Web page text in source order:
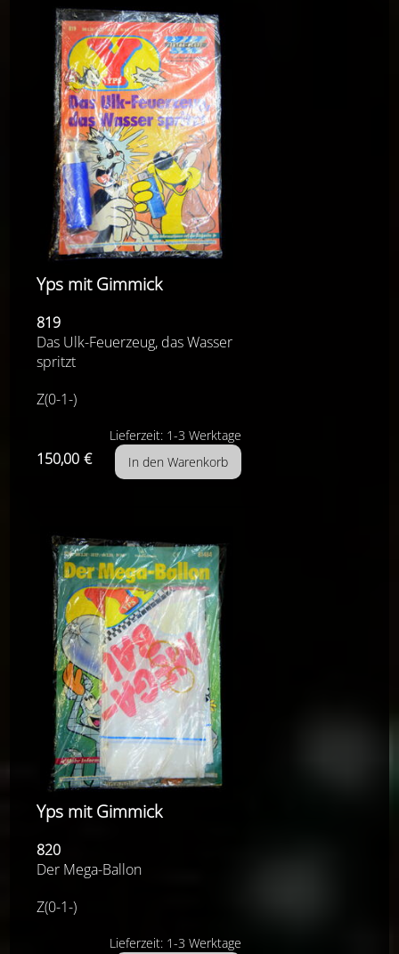
Yps mit Gimmick
819
Das Ulk-Feuerzeug, das Wasser
spritzt
Z(0-1-)
Lieferzeit: 1-3 Werktage
150,00 €
Yps mit Gimmick
820
Der Mega-Ballon
Z(0-1-)
Lieferzeit: 1-3 Werktage